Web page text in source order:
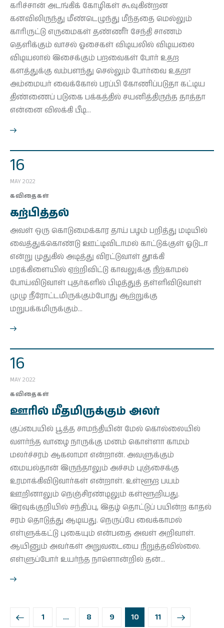
கரிச்சான் அடங்கிக் கோழிகள் கூவுகின்றன
கனவிலிருந்து மீண்டெழுந்து மீந்ததை மெல்லும்
காரிருட்டு எருமைகள் தண்ணீர் சேந்தி சாணம்
தெளிக்கும் வாசல் ஓசைகள் விடியலில் விடியலை
விடியலால் இசைக்கும் பறவைகள் போர் உதற
களத்துக்கு வம்பளந்து செல்லும் போர்வை உதறா
அம்மையர் வைக்கோல் பரப்பி கோணிப்படுதா கட்டிய
திண்ணைப் படுகை பக்கத்தில் சயனித்திருந்த தாத்தா
என்னை விலக்கி பீடி…
16
MAY 2022
கவிதைகள்
கற்பித்தல்
அவள் ஒரு கொடுமைக்கார தாய் பழம் பறித்து மடியில்
வைத்துக்கொண்டு ஊட்டிவிடாமல் காட்டுக்குள் ஓடுடா
என்று முதுகில் அடித்து விரட்டுவாள் தூக்கி
மரக்கிளையில் ஏற்றிவிட்டு காவலுக்கு நிற்காமல்
போய்விடுவாள் புதர்களில் பிடித்துத் தள்ளிவிடுவாள்
முழு நீரோட்டமிருக்கும்போது ஆற்றுக்கு
மறுபக்கமிருக்கும்…
16
MAY 2022
கவிதைகள்
ஊரில் மீதமிருக்கும் அலர்
குப்பையில் பூத்த சாமந்தியின் மேல் கொல்லையில்
வளர்ந்த வாழை நாருக்கு மனம் கொள்ளா காமம்
மலர்ச்சரம் ஆகலாமா என்றான். அவளுக்கும்
மையல்தான் இருந்தாலும் அச்சம் புஞ்சைக்கு
உரமாக்கிவிடுவார்கள் என்றாள். உள்ளூற பயம்
ஊறினாலும் நெஞ்சிரண்டிலும் கள்ளூறியது.
இரவுக்குறியில் சந்திப்பு, இதழ் தொட்டுப் பயின்ற காதல்
சரம் தொடுத்து ஆடியது. நெருப்பே வைக்காமல்
எள்ளுக்கட்டு புகையும் என்பதை அவள் அறிவாள்.
ஆயினும் அவர்கள் அறுவடையை நிறுத்தவில்லை.
எள்ளுப்போர் உயர்ந்த நாளொன்றில் தன்…
1 … 8 9 10 11
>